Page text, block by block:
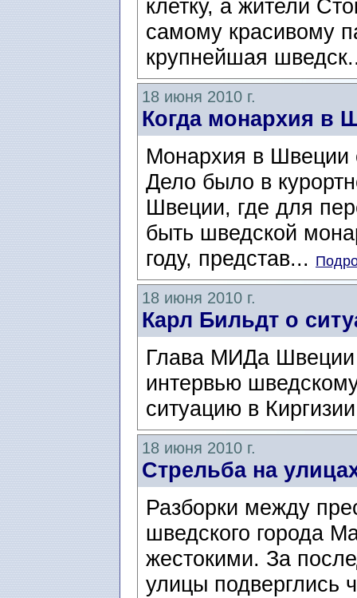
клетку, а жители
самому красивому
крупнейшая
18 июня 2010 г.
Когда монархия в
Монархия в Швеции
Дело было в
Швеции, где для
быть шведской
году, представ...
18 июня 2010 г.
Карл Бильдт о
Глава МИДа Швеции
интервью
ситуацию в
18 июня 2010 г.
Стрельба на
Разборки между
шведского города
жестокими. За
улицы подверглись